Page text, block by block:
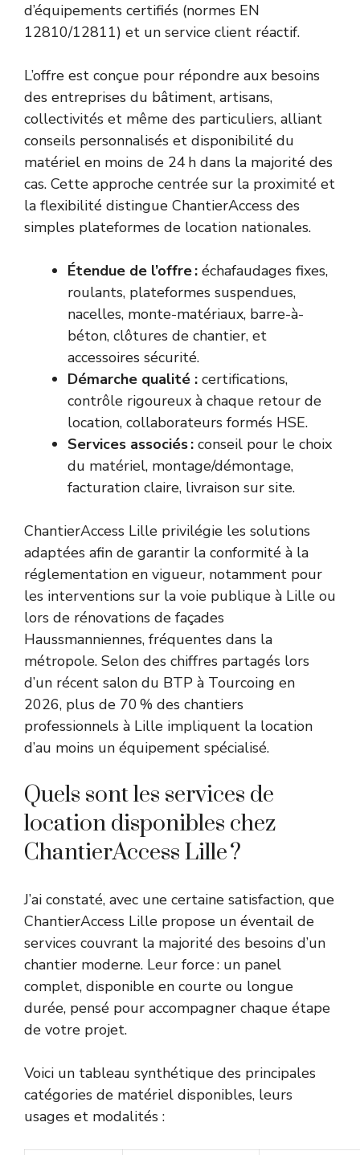
d’équipements certifiés (normes EN
12810/12811) et un service client réactif.
L’offre est conçue pour répondre aux besoins
des entreprises du bâtiment, artisans,
collectivités et même des particuliers, alliant
conseils personnalisés et disponibilité du
matériel en moins de 24 h dans la majorité des
cas. Cette approche centrée sur la proximité et
la flexibilité distingue ChantierAccess des
simples plateformes de location nationales.
Étendue de l’offre : échafaudages fixes,
roulants, plateformes suspendues,
nacelles, monte-matériaux, barre-à-
béton, clôtures de chantier, et
accessoires sécurité.
Démarche qualité : certifications,
contrôle rigoureux à chaque retour de
location, collaborateurs formés HSE.
Services associés : conseil pour le choix
du matériel, montage/démontage,
facturation claire, livraison sur site.
ChantierAccess Lille privilégie les solutions
adaptées afin de garantir la conformité à la
réglementation en vigueur, notamment pour
les interventions sur la voie publique à Lille ou
lors de rénovations de façades
Haussmanniennes, fréquentes dans la
métropole. Selon des chiffres partagés lors
d’un récent salon du BTP à Tourcoing en
2026, plus de 70 % des chantiers
professionnels à Lille impliquent la location
d’au moins un équipement spécialisé.
Quels sont les services de
location disponibles chez
ChantierAccess Lille ?
J’ai constaté, avec une certaine satisfaction, que
ChantierAccess Lille propose un éventail de
services couvrant la majorité des besoins d’un
chantier moderne. Leur force : un panel
complet, disponible en courte ou longue
durée, pensé pour accompagner chaque étape
de votre projet.
Voici un tableau synthétique des principales
catégories de matériel disponibles, leurs
usages et modalités :